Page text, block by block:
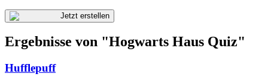
Jetzt erstellen
Ergebnisse von "Hogwarts Haus Quiz"
Hufflepuff